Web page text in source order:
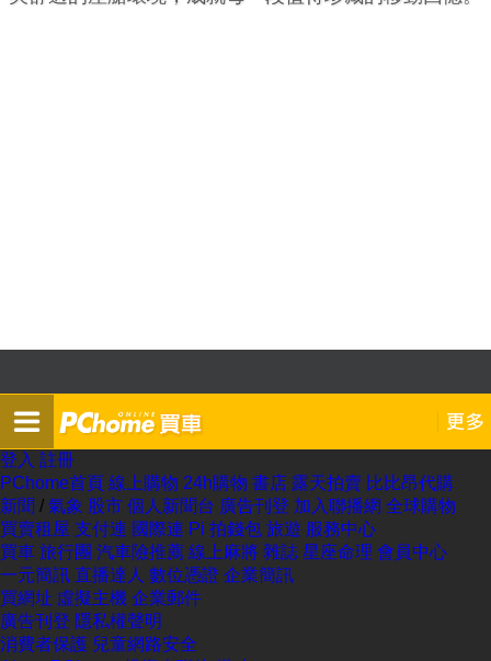
登入 註冊
PChome首頁 線上購物 24h購物 書店 露天拍賣 比比昂代購
新聞 / 氣象 股市 個人新聞台 廣告刊登 加入聯播網 全球購物
買賣租屋 支付連 國際連 Pi 拍錢包 旅遊 服務中心
買車 旅行團 汽車險推薦 線上麻將 雜誌 星座命理 會員中心
一元簡訊 直播達人 數位憑證 企業簡訊
買網址 虛擬主機 企業郵件
廣告刊登 隱私權聲明
消費者保護 兒童網路安全